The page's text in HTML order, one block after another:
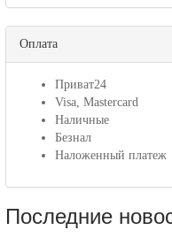
Оплата
Приват24
Visa, Mastercard
Наличные
Безнал
Наложенный платеж
Последние